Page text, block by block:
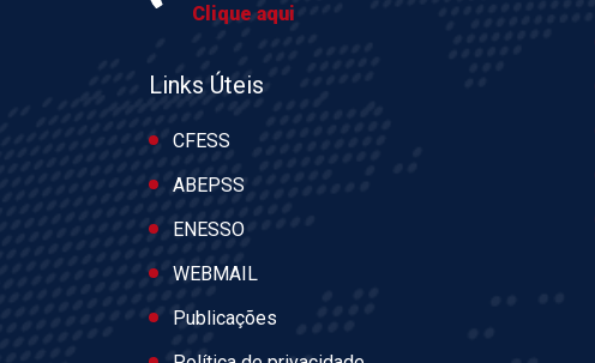
Clique aqui
Links Úteis
CFESS
ABEPSS
ENESSO
WEBMAIL
Publicações